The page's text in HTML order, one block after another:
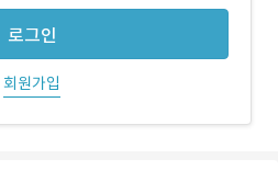
로그인
회원가입